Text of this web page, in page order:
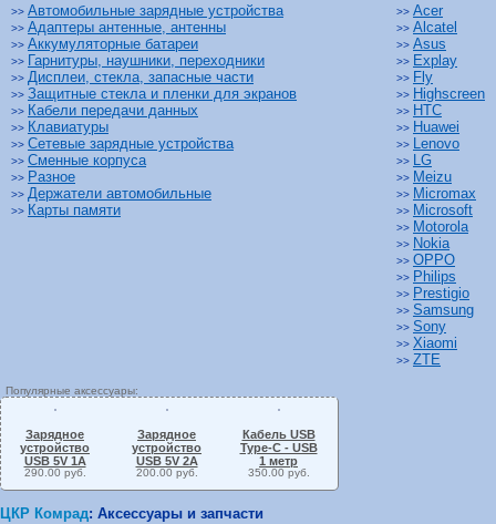
>> Автомобильные зарядные устройства
>> Адаптеры антенные, антенны
>> Аккумуляторные батареи
>> Гарнитуры, наушники, переходники
>> Дисплеи, стекла, запасные части
>> Защитные стекла и пленки для экранов
>> Кабели передачи данных
>> Клавиатуры
>> Сетевые зарядные устройства
>> Сменные корпуса
>> Разное
>> Держатели автомобильные
>> Карты памяти
>> Acer
>> Alcatel
>> Asus
>> Explay
>> Fly
>> Highscreen
>> HTC
>> Huawei
>> Lenovo
>> LG
>> Meizu
>> Micromax
>> Microsoft
>> Motorola
>> Nokia
>> OPPO
>> Philips
>> Prestigio
>> Samsung
>> Sony
>> Xiaomi
>> ZTE
Популярные аксессуары:
Зарядное
устройство
USB 5V 1A
290.00 руб.
Зарядное
устройство
USB 5V 2A
200.00 руб.
Кабель USB
Type-C - USB
1 метр
350.00 руб.
ЦКР Комрад: Аксессуары и запчасти